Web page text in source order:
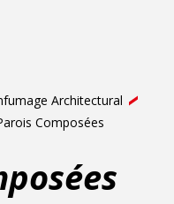
Architectural
Composées